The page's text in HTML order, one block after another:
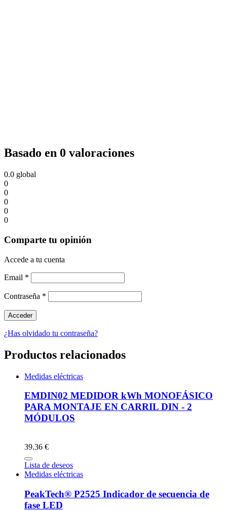
Basado en 0 valoraciones
0.0 global
0
0
0
0
0
Comparte tu opinión
Accede a tu cuenta
Email *
Contraseña *
¿Has olvidado tu contraseña?
Productos relacionados
Medidas eléctricas
EMDIN02 MEDIDOR kWh MONOFÁSICO
PARA MONTAJE EN CARRIL DIN - 2
MÓDULOS
39.36 €
Lista de deseos
Medidas eléctricas
PeakTech® P2525 Indicador de secuencia de
fase LED